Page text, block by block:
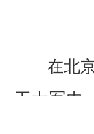
在北
工大军中